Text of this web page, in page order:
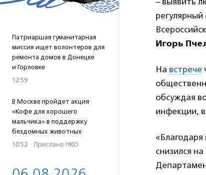
Патриаршая гуманитарная
миссия ищет волонтеров для
ремонта домов в Донецке
и Горловке
12:59
В Москве пройдет акция
«Кофе для хорошего
мальчика» в поддержку
бездомных животных
10:52 · Прислано НКО
Игорь
На встрече
обсуждая
инфекции,
снизился